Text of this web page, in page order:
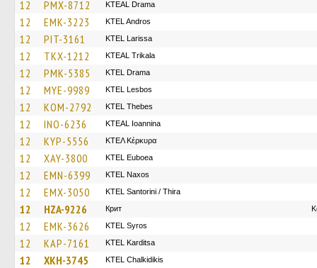
12 PMX-8712 KTEAL Drama
12 EMK-3223 KTEL Andros
12 PIT-3161 KTEL Larissa
12 TKX-1212 KTEAL Trikala
12 PMK-5385 KTEL Drama
12 MYE-9989 KTEL Lesbos
12 KOM-2792 KTEL Thebes
12 INO-6236 KTEAL Ioannina
12 KYP-5556 ΚΤΕΛ Κέρκυρα
12 XAY-3800 ΚΤΕL Euboea
12 EMN-6399 KTEL Naxos
12 EMX-3050 KTEL Santorini / Thira
12 HZA-9226 Крит
12 EMK-3626 KTEL Syros
12 KAP-7161 ΚΤΕL Karditsa
12 XKH-3745 ΚΤΕL Chalkidikis